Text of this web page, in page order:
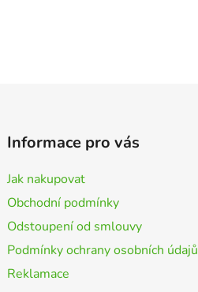
Informace pro vás
Jak nakupovat
Obchodní podmínky
Odstoupení od smlouvy
Podmínky ochrany osobních údajů
Reklamace